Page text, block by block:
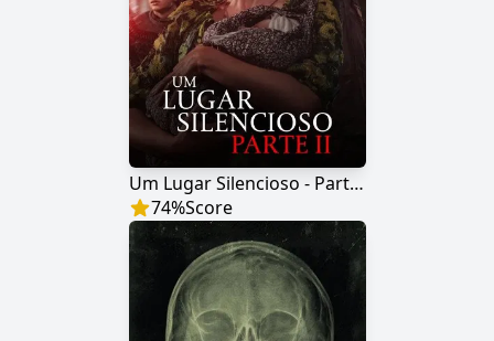
Um Lugar Silencioso - Parte II
74%Score